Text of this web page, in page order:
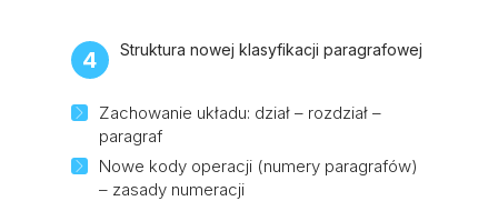
4 Struktura nowej klasyfikacji paragrafowej
Zachowanie układu: dział – rozdział –
paragraf
Nowe kody operacji (numery paragrafów)
– zasady numeracji